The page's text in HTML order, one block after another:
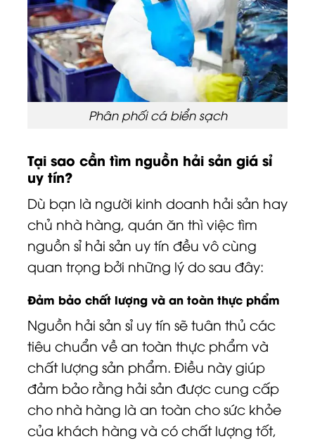
Phân phối cá biển sạch
Tại sao cần tìm nguồn hải sản giá sỉ
uy tín?
Dù bạn là người kinh doanh hải sản hay
chủ nhà hàng, quán ăn thì việc tìm
nguồn sỉ hải sản uy tín đều vô cùng
quan trọng bởi những lý do sau đây:
Đảm bảo chất lượng và an toàn thực phẩm
Nguồn hải sản sỉ uy tín sẽ tuân thủ các
tiêu chuẩn về an toàn thực phẩm và
chất lượng sản phẩm. Điều này giúp
đảm bảo rằng hải sản được cung cấp
cho nhà hàng là an toàn cho sức khỏe
của khách hàng và có chất lượng tốt,